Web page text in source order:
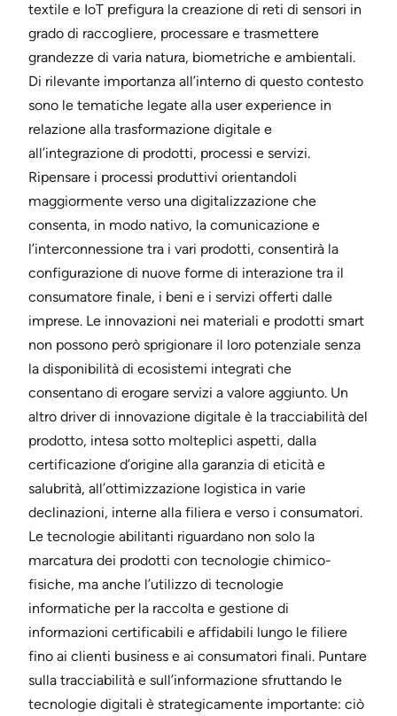
textile e IoT prefigura la creazione di reti di sensori in
grado di raccogliere, processare e trasmettere
grandezze di varia natura, biometriche e ambientali.
Di rilevante importanza all’interno di questo contesto
sono le tematiche legate alla user experience in
relazione alla trasformazione digitale e
all’integrazione di prodotti, processi e servizi.
Ripensare i processi produttivi orientandoli
maggiormente verso una digitalizzazione che
consenta, in modo nativo, la comunicazione e
l’interconnessione tra i vari prodotti, consentirà la
configurazione di nuove forme di interazione tra il
consumatore finale, i beni e i servizi offerti dalle
imprese. Le innovazioni nei materiali e prodotti smart
non possono però sprigionare il loro potenziale senza
la disponibilità di ecosistemi integrati che
consentano di erogare servizi a valore aggiunto. Un
altro driver di innovazione digitale è la tracciabilità del
prodotto, intesa sotto molteplici aspetti, dalla
certificazione d’origine alla garanzia di eticità e
salubrità, all’ottimizzazione logistica in varie
declinazioni, interne alla filiera e verso i consumatori.
Le tecnologie abilitanti riguardano non solo la
marcatura dei prodotti con tecnologie chimico-
fisiche, ma anche l’utilizzo di tecnologie
informatiche per la raccolta e gestione di
informazioni certificabili e affidabili lungo le filiere
fino ai clienti business e ai consumatori finali. Puntare
sulla tracciabilità e sull’informazione sfruttando le
tecnologie digitali è strategicamente importante: ciò